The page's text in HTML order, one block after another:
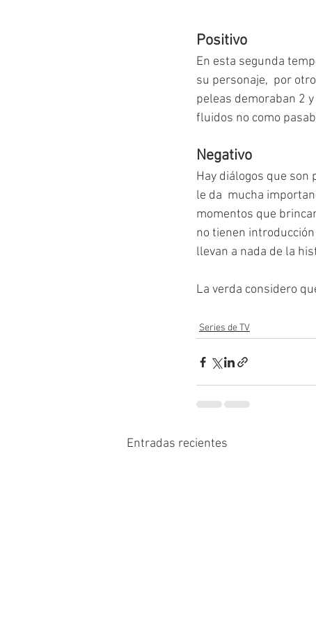
Positivo
En esta segunda
su personaje,  por
peleas demoraban 2
fluidos no como
Negativo
Hay diálogos que son
le da  mucha
momentos que
no tienen
llevan a nada de la
La verda considero
Series de TV
Entradas recientes